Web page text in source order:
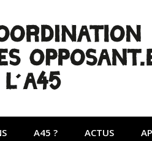
| Non
A45 ? ACTUS